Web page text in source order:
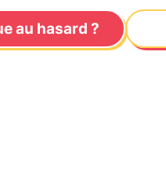
au hasard ?